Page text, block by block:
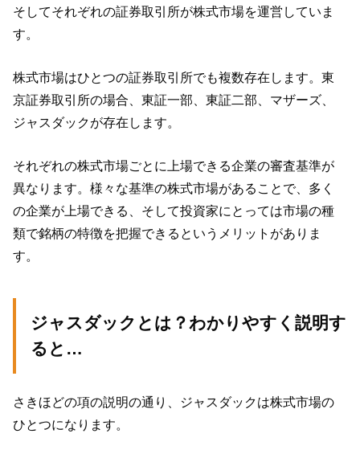
そしてそれぞれの証券取引所が株式市場を運営していま
す。
株式市場はひとつの証券取引所でも複数存在します。東
京証券取引所の場合、東証一部、東証二部、マザーズ、
ジャスダックが存在します。
それぞれの株式市場ごとに上場できる企業の審査基準が
異なります。様々な基準の株式市場があることで、多く
の企業が上場できる、そして投資家にとっては市場の種
類で銘柄の特徴を把握できるというメリットがありま
す。
ジャスダックとは？わかりやすく説明す
ると…
さきほどの項の説明の通り、ジャスダックは株式市場の
ひとつになります。